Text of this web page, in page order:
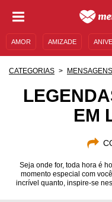
AMOR AMIZADE
MENSAGENS E FRASES
CATEGORIAS
EM
Seja onde for, toda hora é
momento especial com
incrível quanto, inspire-se